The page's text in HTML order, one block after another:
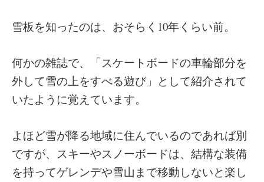
雪板を知ったのは、おそらく10年くらい前。
何かの雑誌で、「スケートボードの車輪部分を
外して雪の上をすべる遊び」として紹介されて
いたように覚えています。
よほど雪が降る地域に住んでいるのであれば別
ですが、スキーやスノーボードは、結構な装備
を持ってゲレンデや雪山まで移動しないと楽し